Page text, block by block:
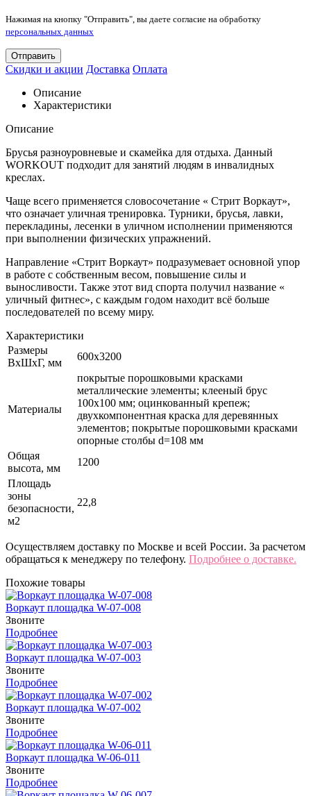
Нажимая на кнопку "Отправить", вы даете согласие на обработку
персональных данных
Отправить
Скидки и акции Доставка Оплата
Описание
Характеристики
Описание
Брусья разноуровневые и скамейка для отдыха. Данный
WORKOUT подходит для занятий людям в инвалидных
креслах.
Чаще всего применяется словосочетание « Стрит Воркаут»,
что означает уличная тренировка. Турники, брусья, лавки,
перекладины, лесенки в уличном исполнении применяются
при выполнении физических упражнений.
Направление «Стрит Воркаут» подразумевает основной упор
в работе с собственным весом, повышение силы и
выносливости. Также этот вид спорта получил название «
уличный фитнес», с каждым годом находит всё больше
последователей по всему миру.
Характеристики
Размеры
ВхШхГ, мм
600х3200
Материалы
покрытые порошковыми красками
металлические элементы; клееный брус
100х100 мм; оцинкованный крепеж;
двухкомпонентная краска для деревянных
элементов; покрытые порошковыми красками
опорные столбы d=108 мм
Общая
высота, мм
1200
Площадь
зоны
безопасности,
м2
22,8
Осуществляем доставку по Москве и всей России. За расчетом
обращаться к менеджеру по телефону. Подробнее о доставке.
Похожие товары
Воркаут площадка W-07-008
Звоните
Подробнее
Воркаут площадка W-07-003
Звоните
Подробнее
Воркаут площадка W-07-002
Звоните
Подробнее
Воркаут площадка W-06-011
Звоните
Подробнее